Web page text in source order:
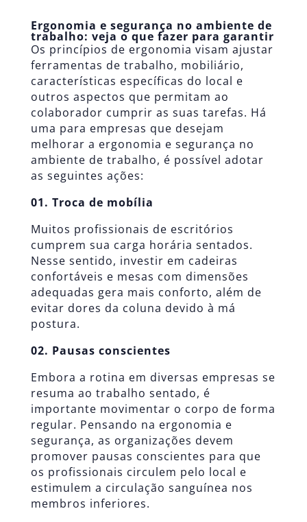
Ergonomia e segurança no ambiente de
trabalho: veja o que fazer para garantir
Os princípios de ergonomia visam ajustar
ferramentas de trabalho, mobiliário,
características específicas do local e
outros aspectos que permitam ao
colaborador cumprir as suas tarefas. Há
uma para empresas que desejam
melhorar a ergonomia e segurança no
ambiente de trabalho, é possível adotar
as seguintes ações:
01. Troca de mobília
Muitos profissionais de escritórios
cumprem sua carga horária sentados.
Nesse sentido, investir em cadeiras
confortáveis e mesas com dimensões
adequadas gera mais conforto, além de
evitar dores da coluna devido à má
postura.
02. Pausas conscientes
Embora a rotina em diversas empresas se
resuma ao trabalho sentado, é
importante movimentar o corpo de forma
regular. Pensando na ergonomia e
segurança, as organizações devem
promover pausas conscientes para que
os profissionais circulem pelo local e
estimulem a circulação sanguínea nos
membros inferiores.